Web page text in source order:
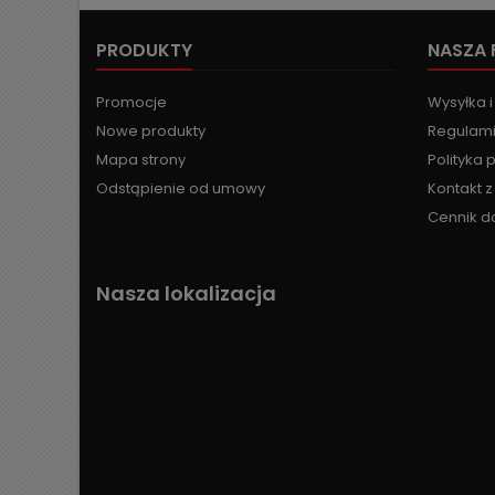
PRODUKTY
Promocje
Nowe produkty
Mapa strony
Odstąpienie od umowy
NASZA
Wysyłka
Polityka
Kontakt
Cennik
Nasza lokalizacja